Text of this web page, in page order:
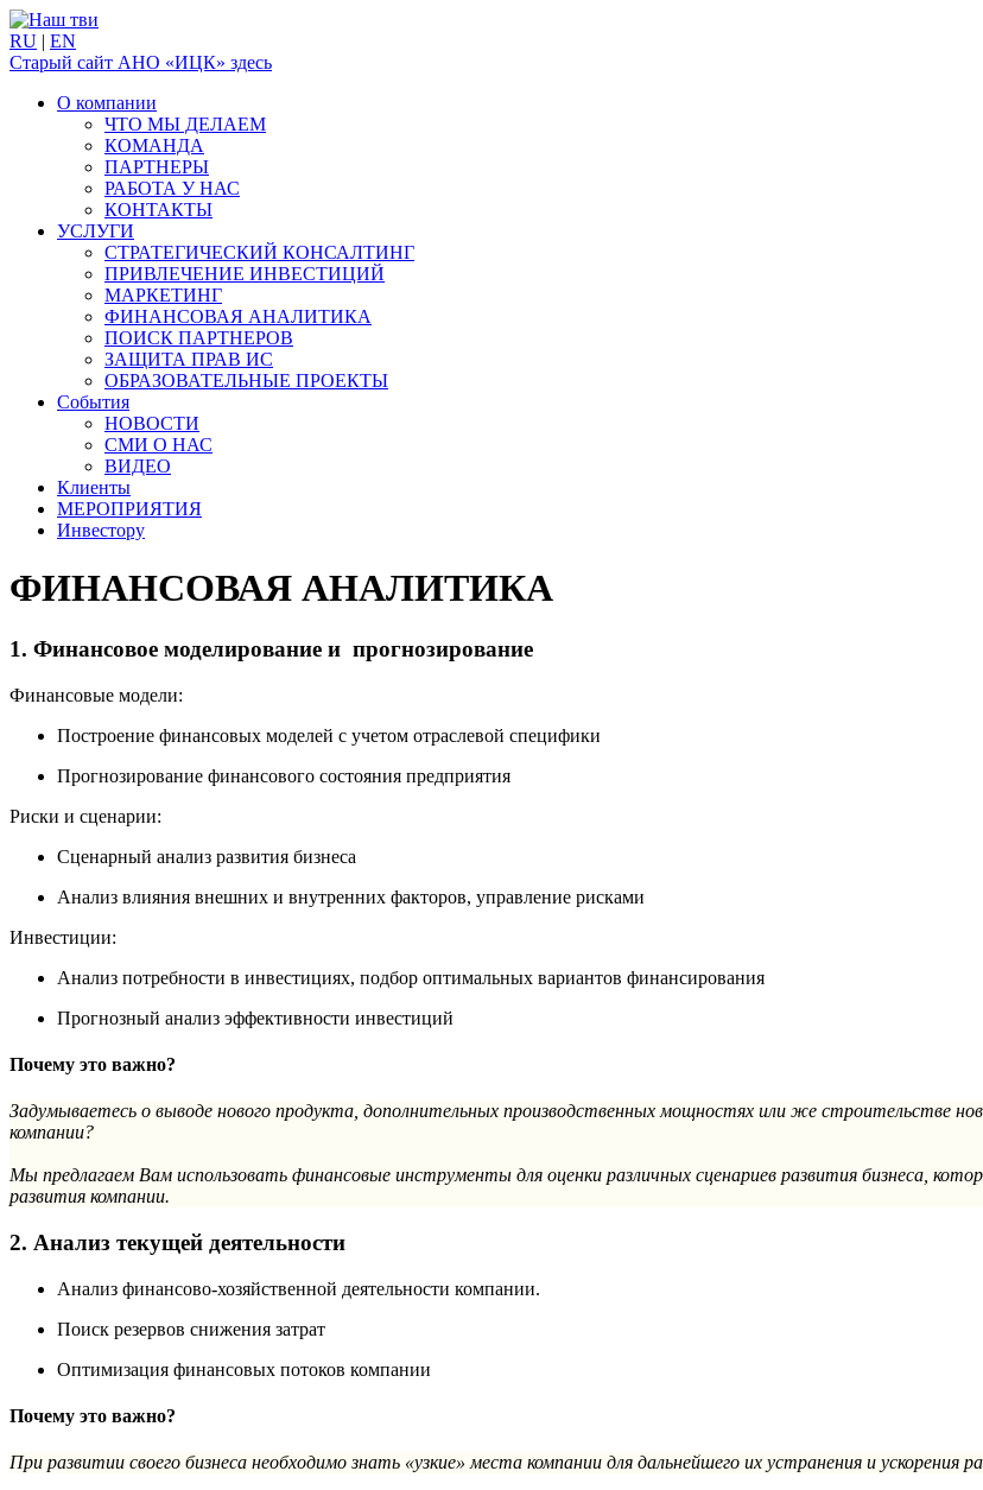
RU | EN
Старый сайт АНО «ИЦК» здесь
О компании
ЧТО МЫ ДЕЛАЕМ
КОМАНДА
ПАРТНЕРЫ
РАБОТА У НАС
КОНТАКТЫ
УСЛУГИ
СТРАТЕГИЧЕСКИЙ КОНСАЛТИНГ
ПРИВЛЕЧЕНИЕ ИНВЕСТИЦИЙ
МАРКЕТИНГ
ФИНАНСОВАЯ АНАЛИТИКА
ПОИСК ПАРТНЕРОВ
ЗАЩИТА ПРАВ ИС
ОБРАЗОВАТЕЛЬНЫЕ ПРОЕКТЫ
События
НОВОСТИ
СМИ О НАС
ВИДЕО
Клиенты
МЕРОПРИЯТИЯ
Инвестору
ФИНАНСОВАЯ АНАЛИТИКА
1. Финансовое моделирование и прогнозирование
Финансовые модели:
Построение финансовых моделей с учетом отраслевой специфики
Прогнозирование финансового состояния предприятия
Риски и сценарии:
Сценарный анализ развития бизнеса
Анализ влияния внешних и внутренних факторов, управление рисками
Инвестиции:
Анализ потребности в инвестициях, подбор оптимальных вариантов финансирования
Прогнозный анализ эффективности инвестиций
Почему это важно?
Задумываетесь о выводе нового продукта, дополнительных производственных мощностях или же строительстве
компании?
Мы предлагаем Вам использовать финансовые инструменты для оценки различных сценариев развития бизнеса,
развития компании.
2. Анализ текущей деятельности
Анализ финансово-хозяйственной деятельности компании.
Поиск резервов снижения затрат
Оптимизация финансовых потоков компании
Почему это важно?
При развитии своего бизнеса необходимо знать «узкие» места компании для дальнейшего их устранения и ускорения